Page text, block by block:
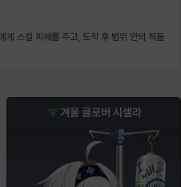
게 스킬 피해를 주고, 도착 후 범위 안의 적들
겨울 클로버 시셀라